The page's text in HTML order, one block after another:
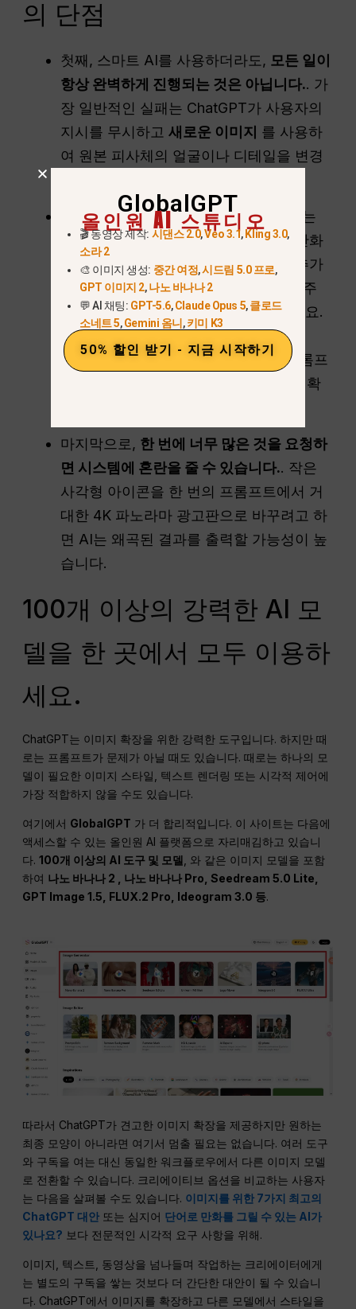
의 단점
첫째, 스마트 AI를 사용하더라도, 모든 일이
항상 완벽하게 진행되는 것은 아닙니다.. 가
장 일반적인 실패는 ChatGPT가 사용자의
지시를 무시하고새로운 이미지 를 사용하
여 원본 피사체의 얼굴이나 디테일을 변경
또 다른 빈번한 문제는조명 불일치
. AI는
원본 사진에 비해 너무 인공적이거나 만화
같거나 조명이 어두워 보이는 배경을 추가
할 수 있습니다. 이러한 제한 사항이 자주
발생하는 경우 다음 도움말을 참조하세요.
ChatGPT가 작동하지 않는 이유또는
ChatGPT가 느린 이유를 클릭하여 프롬프
트, 모델 또는 플랫폼 중 어떤 문제인지 확
마지막으로, 한 번에 너무 많은 것을 요청하
면 시스템에 혼란을 줄 수 있습니다.. 작은
사각형 아이콘을 한 번의 프롬프트에서 거
대한 4K 파노라마 광고판으로 바꾸려고 하
면 AI는 왜곡된 결과를 출력할 가능성이 높
습니다.
100개 이상의 강력한 AI 모
델을 한 곳에서 모두 이용하
세요.
ChatGPT는 이미지 확장을 위한 강력한 도구입니다. 하지만 때
로는 프롬프트가 문제가 아닐 때도 있습니다. 때로는 하나의 모
델이 필요한 이미지 스타일, 텍스트 렌더링 또는 시각적 제어에
가장 적합하지 않을 수도 있습니다.
여기에서 GlobalGPT 가 더 합리적입니다. 이 사이트는 다음에
액세스할 수 있는 올인원 AI 플랫폼으로 자리매김하고 있습니
다.100개 이상의 AI 도구 및 모델, 와 같은 이미지 모델을 포함
하여 나노 바나나 2 , 나노 바나나 Pro, Seedream 5.0 Lite,
GPT Image 1.5, FLUX.2 Pro, Ideogram 3.0 등.
따라서 ChatGPT가 견고한 이미지 확장을 제공하지만 원하는
최종 모양이 아니라면 여기서 멈출 필요는 없습니다. 여러 도구
와 구독을 여는 대신 동일한 워크플로우에서 다른 이미지 모델
로 전환할 수 있습니다. 크리에이티브 옵션을 비교하는 사용자
는 다음을 살펴볼 수도 있습니다. 이미지를 위한 7가지 최고의
ChatGPT 대안 또는 심지어 단어로 만화를 그릴 수 있는 AI가
있나요? 보다 전문적인 시각적 요구 사항을 위해.
이미지, 텍스트, 동영상을 넘나들며 작업하는 크리에이터에게
는 별도의 구독을 쌓는 것보다 더 간단한 대안이 될 수 있습니
다. ChatGPT에서 이미지를 확장하고 다른 모델에서 스타일을
GlobalGPT
올인원 AI 스튜디오
🎬 동영상 제작: 시댄스 2.0,Veo 3.1,Kling 3.0,
소라 2
🎨 이미지 생성: 중간 여정,시드림 5.0 프로,
GPT 이미지 2,나노 바나나 2
💬 AI 채팅: GPT-5.6,Claude Opus 5,클로드
소네트 5,Gemini 옴니,키미 K3
50% 할인 받기 - 지금 시작하기